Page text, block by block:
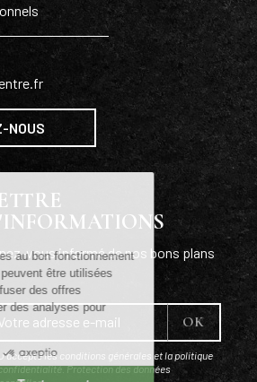
NOUS
vous informé de nos bons plans
les conditions générales et la politique
Protection des données